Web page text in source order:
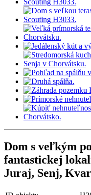
Dom s veľkým
fantastickej
Juraj, Senj,